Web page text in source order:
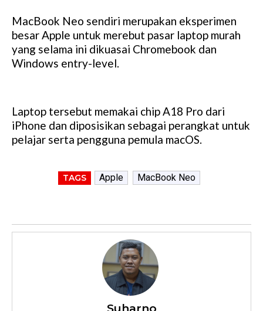
MacBook Neo sendiri merupakan eksperimen
besar Apple untuk merebut pasar laptop murah
yang selama ini dikuasai Chromebook dan
Windows entry-level.
Laptop tersebut memakai chip A18 Pro dari
iPhone dan diposisikan sebagai perangkat untuk
pelajar serta pengguna pemula macOS.
TAGS Apple MacBook Neo
Suharno